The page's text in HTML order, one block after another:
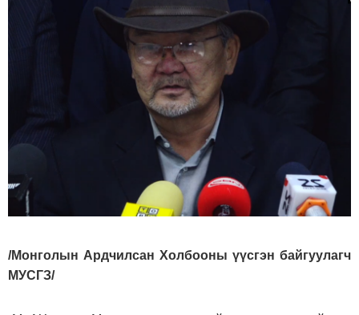
/Монголын Ардчилсан Холбооны үүсгэн байгуулагч
МУСГЗ/